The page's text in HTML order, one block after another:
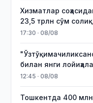
Хизматлар
23,5 трлн сўм
17:30 · 08/08
билан янги
12:45 · 08/08
Тошкентда 400